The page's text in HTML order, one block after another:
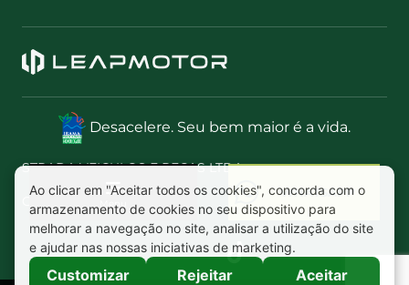
Desacelere. Seu bem maior é a vida.
STRADA VEICULOS E PECAS LTDA
CNPJ: 01.654.749/0017-82
Menu